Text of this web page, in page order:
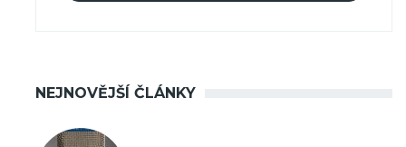
NEJNOVĚJŠÍ ČLÁNKY